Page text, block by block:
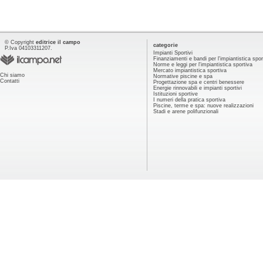
© Copyright editrice il campo
P.Iva 04103311207.
Chi siamo
Contatti
categorie
Impianti Sportivi
Finanziamenti e bandi per l'impiantistica
Norme e leggi per l'impiantistica sportiva
Mercato impiantistica sportiva
Normative piscine e spa
Progettazione spa e centri benessere
Energie rinnovabili e impianti sportivi
Istituzioni sportive
I numeri della pratica sportiva
Piscine, terme e spa: nuove realizzazioni
Stadi e arene polifunzionali